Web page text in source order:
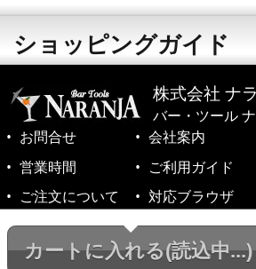
カートに入れる(読込中...)
ショッピングガイド
株式会社 ナ
バー・ツール
お問合せ
会社案内
営業時間
ご利用ガイド
ご注文について
対応ブラウザ
©1999-2026 NARANJA Inc. All